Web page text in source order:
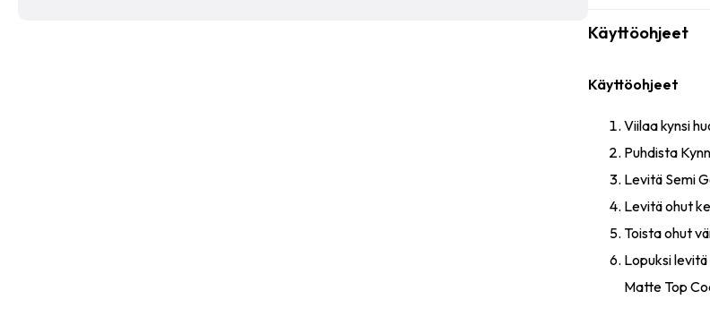
Käyttöohjeet
Käyttöohjeet
Viilaa kynsi
Puhdista
Levitä Semi
Levitä ohut
Toista ohut
Lopuksi
Matte Top